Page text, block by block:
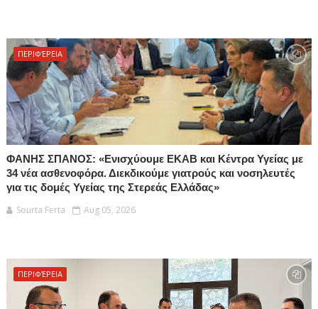
ΠΕΡΙΦΈΡΕΙΑ
ΦΑΝΗΣ ΣΠΑΝΟΣ: «Ενισχύουμε ΕΚΑΒ και Κέντρα Υγείας με
34 νέα ασθενοφόρα. Διεκδικούμε γιατρούς και νοσηλευτές
για τις δομές Υγείας της Στερεάς Ελλάδας»
Sourta Ferta
Aug 05, 2026
ΠΕΡΙΦΈΡΕΙΑ